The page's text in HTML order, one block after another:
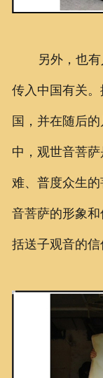
另外，也
传入中国有关
国，并在随后
中，观世音菩
难、普度众生
音菩萨的形象
括送子观音的信